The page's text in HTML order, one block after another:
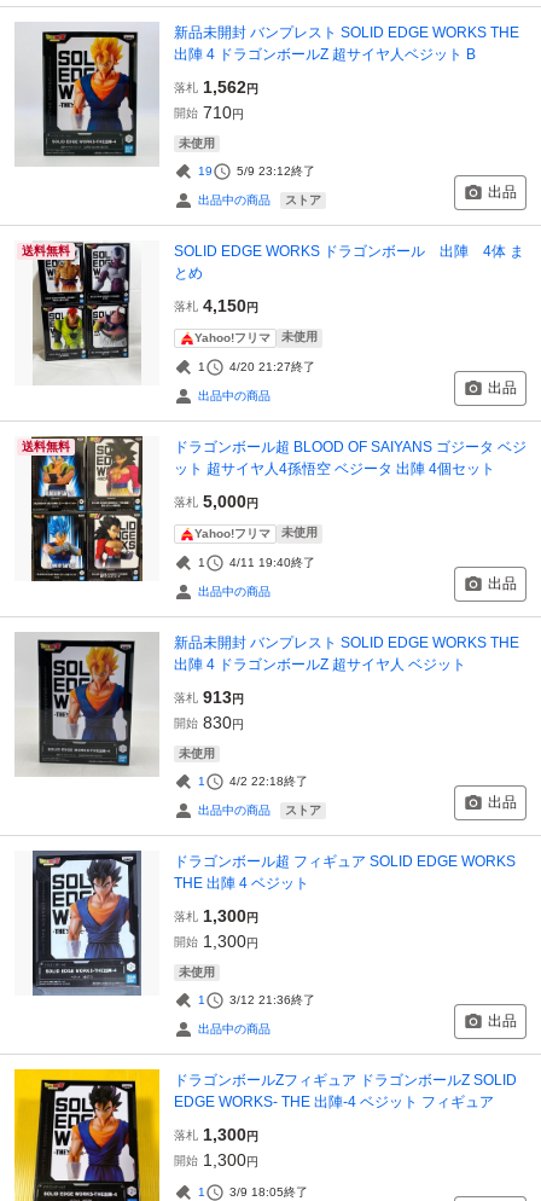
新品未開封 バンプレスト SOLID EDGE WORKS THE
出陣 4 ドラゴンボールZ 超サイヤ人ベジット B
落札 1,562円
開始 710円
未使用
19 5/9 23:12終了
出品中の商品 ストア 出品
送料無料
SOLID EDGE WORKS ドラゴンボール 出陣 4体 ま
とめ
落札 4,150円
Yahoo!フリマ 未使用
1 4/20 21:27終了
出品中の商品 出品
送料無料
ドラゴンボール超 BLOOD OF SAIYANS ゴジータ ベジ
ット 超サイヤ人4孫悟空 ベジータ 出陣 4個セット
落札 5,000円
Yahoo!フリマ 未使用
1 4/11 19:40終了
出品中の商品 出品
新品未開封 バンプレスト SOLID EDGE WORKS THE
出陣 4 ドラゴンボールZ 超サイヤ人 ベジット
落札 913円
開始 830円
未使用
1 4/2 22:18終了
出品中の商品 ストア 出品
ドラゴンボール超 フィギュア SOLID EDGE WORKS
THE 出陣 4 ベジット
落札 1,300円
開始 1,300円
未使用
1 3/12 21:36終了
出品中の商品 出品
ドラゴンボールZフィギュア ドラゴンボールZ SOLID
EDGE WORKS- THE 出陣-4 ベジット フィギュア
落札 1,300円
開始 1,300円
1 3/9 18:05終了